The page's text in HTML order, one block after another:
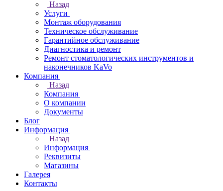
Назад
Услуги
Монтаж оборудования
Техническое обслуживание
Гарантийное обслуживание
Диагностика и ремонт
Ремонт стоматологических инструментов и
наконечников KaVo
Компания
Назад
Компания
О компании
Документы
Блог
Информация
Назад
Информация
Реквизиты
Магазины
Галерея
Контакты